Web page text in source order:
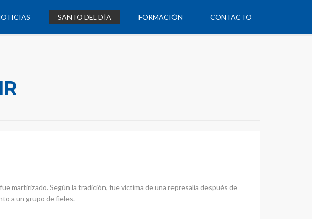
SANTO DEL DÍA FORMACIÓN CONTACTO
martirizado. Según la tradición, fue víctima de una represalia después de
a un grupo de fieles.